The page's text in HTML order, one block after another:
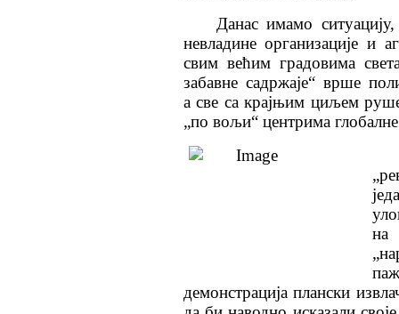
Данас имамо
невладине организацијеи
свим већим градовима
забавне садржаје“ врше
а све са крајњим циљем
„по вољи“ центрима
на
демонстрација плански